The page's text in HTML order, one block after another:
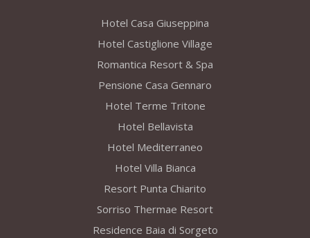
Hotel Casa Giuseppina
Hotel Castiglione Village
Romantica Resort & Spa
Pensione Casa Gennaro
Hotel Terme Tritone
Hotel Bellavista
Hotel Mediterraneo
Hotel Villa Bianca
Resort Punta Chiarito
Sorriso Thermae Resort
Residence Baia di Sorgeto